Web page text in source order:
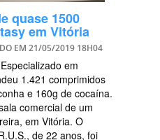
quase 1500
em Vitória
EM 21/05/2019 18H04
em
1.421 comprimidos
e 160g de cocaína.
comercial de um
em Vitória. O
de 22 anos, foi